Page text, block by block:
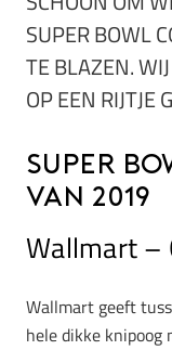
SUPER BOWL
TE BLAZEN.
OP EEN RIJTJE
Super
van 2019
Wallmart –
Wallmart geeft
hele dikke knipoog